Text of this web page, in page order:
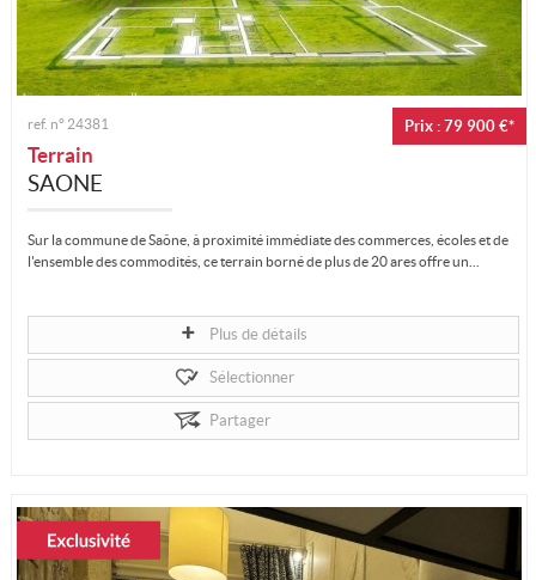
Prix : 79 900 €*
ref. n° 24381
Terrain
SAONE
Sur la commune de Saône, à proximité immédiate des commerces, écoles et de
l'ensemble des commodités, ce terrain borné de plus de 20 ares offre un...
Plus de détails
Sélectionner
Partager